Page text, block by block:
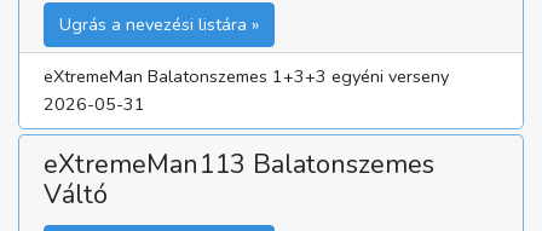
Ugrás a nevezési listára »
eXtremeMan Balatonszemes 1+3+3 egyéni verseny
2026-05-31
eXtremeMan113 Balatonszemes
Váltó